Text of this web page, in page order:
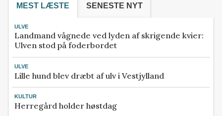
MEST LÆSTE SENESTE NYT
ULVE
Landmand vågnede ved lyden af skrigende kvier:
Ulven stod på foderbordet
ULVE
Lille hund blev dræbt af ulv i Vestjylland
KULTUR
Herregård holder høstdag